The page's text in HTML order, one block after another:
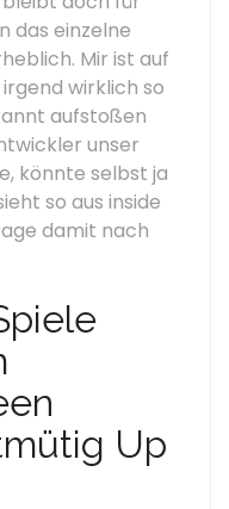
das einzelne
Mir ist auf
wirklich so
aufstoßen
unser
könnte selbst ja
so aus inside
damit nach
Up